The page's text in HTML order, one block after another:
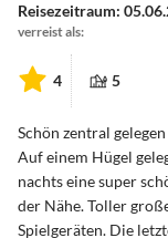
Reisezeitraum:
verreist als:
4 5
Schön zentral
Auf einem Hügel
nachts eine super
der Nähe. Toller
Spielgeräten. Die